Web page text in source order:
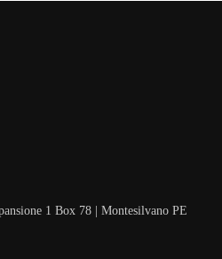
1 Box 78 | Montesilvano PE